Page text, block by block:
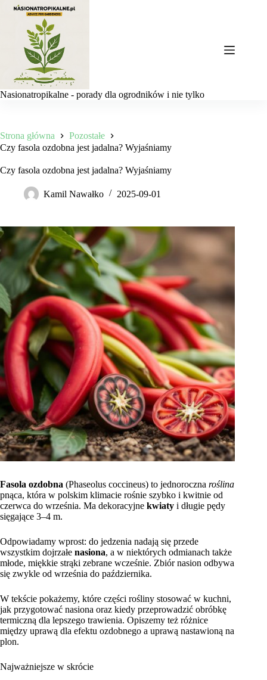
Przejdź
Nasionatropikalne - porady dla ogrodników i nie tylko
Strona główna
Pozostałe
Czy fasola ozdobna jest jadalna? Wyjaśniamy
Czy fasola ozdobna jest jadalna? Wyjaśniamy
Kamil Nawałko 2025-09-01
Fasola ozdobna (Phaseolus coccineus) to jednoroczna roślina
pnąca, która w polskim klimacie rośnie szybko i kwitnie od
czerwca do września. Ma dekoracyjne kwiaty i długie pędy
sięgające 3–4 m.
Odpowiadamy wprost: do jedzenia nadają się przede
wszystkim dojrzałe nasiona, a w niektórych odmianach także
młode, miękkie strąki zebrane wcześnie. Zbiór nasion odbywa
się zwykle od września do października.
W tekście pokażemy, które części rośliny stosować w kuchni,
jak przygotować nasiona oraz kiedy przeprowadzić obróbkę
termiczną dla lepszego trawienia. Opiszemy też różnice
między uprawą dla efektu ozdobnego a uprawą nastawioną na
plon.
Najważniejsze w skrócie